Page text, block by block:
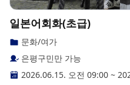
일본어회화(초급)
문화/여가
은평구민만 가능
2026.06.15. 오전 09:00 ~